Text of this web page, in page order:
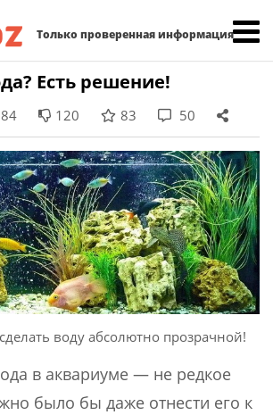
Только проверенная информация
Есть решение!
120 83 50
воду абсолютно прозрачной!
в аквариуме — не редкое
было бы даже отнести его к